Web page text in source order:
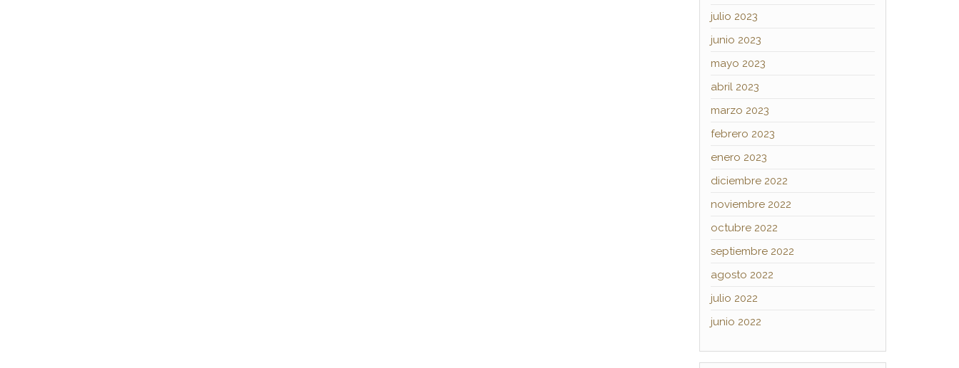
julio 2023
junio 2023
mayo 2023
abril 2023
marzo 2023
febrero 2023
enero 2023
diciembre 2022
noviembre 2022
octubre 2022
septiembre 2022
agosto 2022
julio 2022
junio 2022